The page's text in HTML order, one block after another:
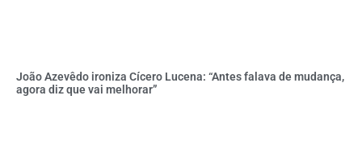
João Azevêdo ironiza Cícero Lucena: “Antes falava de mudança,
agora diz que vai melhorar”